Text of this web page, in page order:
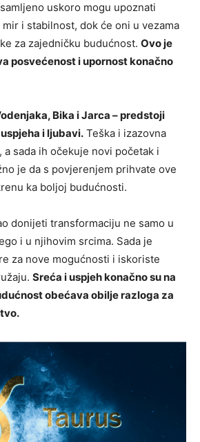
uskoro mogu upoznati
i stabilnost, dok će oni u vezama
za zajedničku budućnost. Ovo je
posvećenost i upornost konačno
Bika i Jarca – predstoji
i ljubavi. Teška i izazovna
a sada ih očekuje novi početak i
je da s povjerenjem prihvate ove
ka boljoj budućnosti.
donijeti transformaciju ne samo u
i u njihovim srcima. Sada je
za nove mogućnosti i iskoriste
Sreća i uspjeh konačno su na
obećava obilje razloga za